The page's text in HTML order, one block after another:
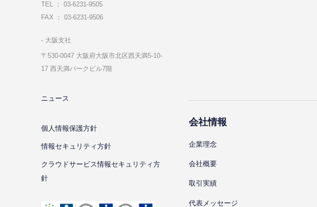
TEL ： 03-6231-9505
FAX ： 03-6231-9506
⼤阪⽀社
〒530-0047 ⼤阪府⼤阪市北区⻄天満5-10-
17 ⻄天満パークビル7階
ニュース
個⼈情報保護⽅針
情報セキュリティ⽅針
クラウドサービス情報セキュリティ方
針
会社情報
企業理念
会社概要
取引実績
代表メッセージ